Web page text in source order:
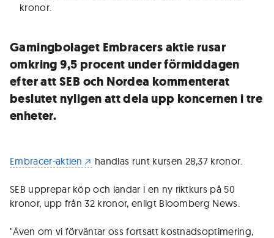
kronor.
Gamingbolaget Embracers aktie rusar
omkring 9,5 procent under förmiddagen
efter att SEB och Nordea kommenterat
beslutet nyligen att dela upp koncernen i tre
enheter.
Embracer-aktien handlas runt kursen 28,37 kronor.
SEB upprepar köp och landar i en ny riktkurs på 50
kronor, upp från 32 kronor, enligt Bloomberg News.
"Även om vi förväntar oss fortsatt kostnadsoptimering,